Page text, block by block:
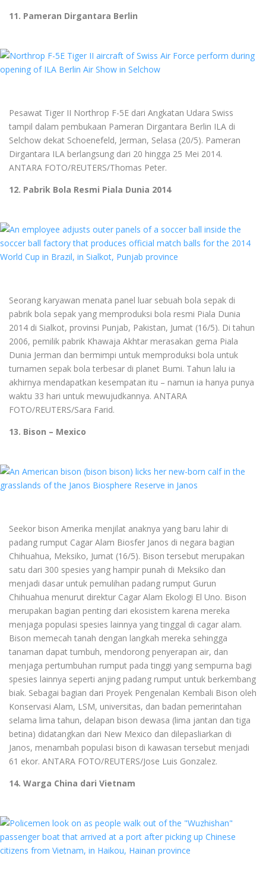
11. Pameran Dirgantara Berlin
Pesawat Tiger II Northrop F-5E dari Angkatan Udara Swiss
tampil dalam pembukaan Pameran Dirgantara Berlin ILA di
Selchow dekat Schoenefeld, Jerman, Selasa (20/5). Pameran
Dirgantara ILA berlangsung dari 20 hingga 25 Mei 2014.
ANTARA FOTO/REUTERS/Thomas Peter.
12. Pabrik Bola Resmi Piala Dunia 2014
Seorang karyawan menata panel luar sebuah bola sepak di
pabrik bola sepak yang memproduksi bola resmi Piala Dunia
2014 di Sialkot, provinsi Punjab, Pakistan, Jumat (16/5). Di tahun
2006, pemilik pabrik Khawaja Akhtar merasakan gema Piala
Dunia Jerman dan bermimpi untuk memproduksi bola untuk
turnamen sepak bola terbesar di planet Bumi. Tahun lalu ia
akhirnya mendapatkan kesempatan itu – namun ia hanya punya
waktu 33 hari untuk mewujudkannya. ANTARA
FOTO/REUTERS/Sara Farid.
13. Bison – Mexico
Seekor bison Amerika menjilat anaknya yang baru lahir di
padang rumput Cagar Alam Biosfer Janos di negara bagian
Chihuahua, Meksiko, Jumat (16/5). Bison tersebut merupakan
satu dari 300 spesies yang hampir punah di Meksiko dan
menjadi dasar untuk pemulihan padang rumput Gurun
Chihuahua menurut direktur Cagar Alam Ekologi El Uno. Bison
merupakan bagian penting dari ekosistem karena mereka
menjaga populasi spesies lainnya yang tinggal di cagar alam.
Bison memecah tanah dengan langkah mereka sehingga
tanaman dapat tumbuh, mendorong penyerapan air, dan
menjaga pertumbuhan rumput pada tinggi yang sempurna bagi
spesies lainnya seperti anjing padang rumput untuk berkembang
biak. Sebagai bagian dari Proyek Pengenalan Kembali Bison oleh
Konservasi Alam, LSM, universitas, dan badan pemerintahan
selama lima tahun, delapan bison dewasa (lima jantan dan tiga
betina) didatangkan dari New Mexico dan dilepasliarkan di
Janos, menambah populasi bison di kawasan tersebut menjadi
61 ekor. ANTARA FOTO/REUTERS/Jose Luis Gonzalez.
14. Warga China dari Vietnam